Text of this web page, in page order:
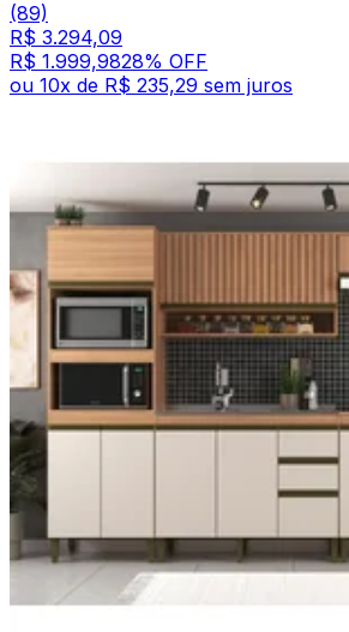
(89)
R$ 3.294,09
R$ 1.999,9828% OFF
ou 10x de R$ 235,29 sem juros